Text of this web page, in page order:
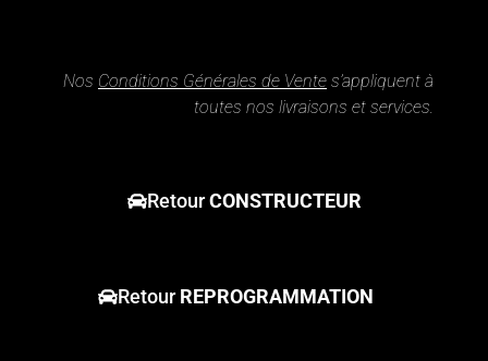
Nos Conditions Générales de Vente s’appliquent à
toutes nos livraisons et services.
RetourCONSTRUCTEUR
RetourREPROGRAMMATION